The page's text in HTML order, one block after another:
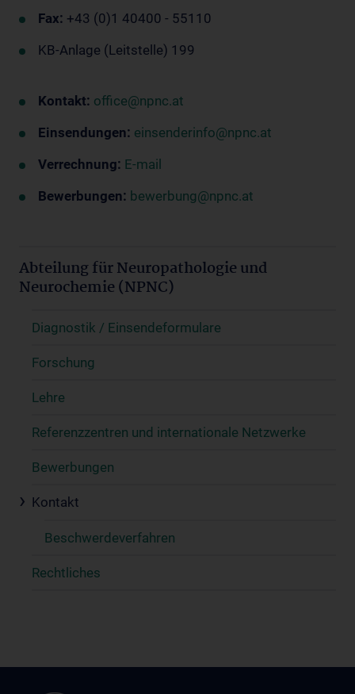
Fax: +43 (0)1 40400 - 55110
KB-Anlage (Leitstelle) 199
Kontakt: office@npnc.at
Einsendungen: einsenderinfo@npnc.at
Verrechnung: E-mail
Bewerbungen: bewerbung@npnc.at
Abteilung für Neuropathologie und
Neurochemie (NPNC)
Diagnostik / Einsendeformulare
Forschung
Lehre
Referenzzentren und internationale Netzwerke
Bewerbungen
Kontakt
Beschwerdeverfahren
Rechtliches